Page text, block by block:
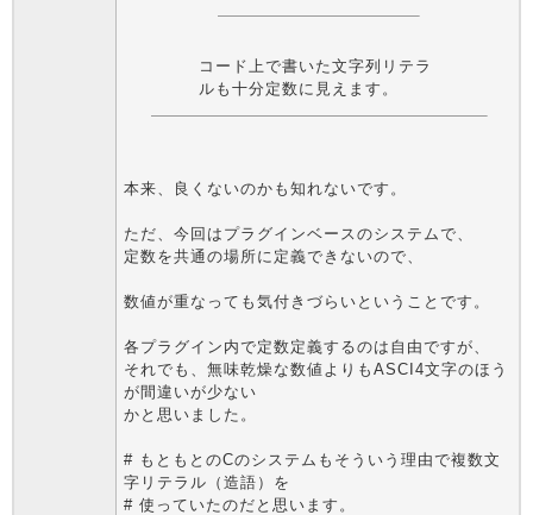
コード上で書いた文字列リテラ
ルも十分定数に見えます。
本来、良くないのかも知れないです。
ただ、今回はプラグインベースのシステムで、
定数を共通の場所に定義できないので、
数値が重なっても気付きづらいということです。
各プラグイン内で定数定義するのは自由ですが、
それでも、無味乾燥な数値よりもASCI4文字のほう
が間違いが少ない
かと思いました。
# もともとのCのシステムもそういう理由で複数文
字リテラル（造語）を
# 使っていたのだと思います。